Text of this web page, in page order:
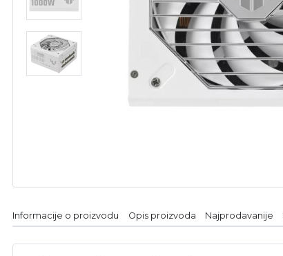
Informacije o proizvodu Opis proizvoda Najprodavanije